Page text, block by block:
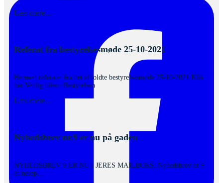
Læs mere...
Referat fra bestyrelsesmøde 25-10-2021
Hermed referatet fra det afholdte bestyrelsesmøde 25-10-2021 Klik
her Venlig hilsen Bestyrelsen
Læs mere...
Nyhedsbrev nr.9 er nu på gaden
NYHEDSBREV 9 ER NU I JERES MAILBOKS. Nyhedsbrev nr 9
er netop…